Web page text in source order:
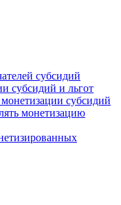
субсидий
субсидий и льгот
субсидий
монетизацию